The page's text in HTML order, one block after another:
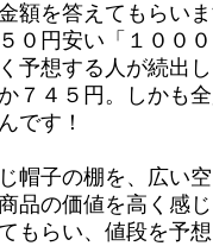
額を答えてもらい
０円安い「１００
予想する人が続出
７４５円。しかも
です！
帽子の棚を、広い
品の価値を高く感
もらい、値段を予